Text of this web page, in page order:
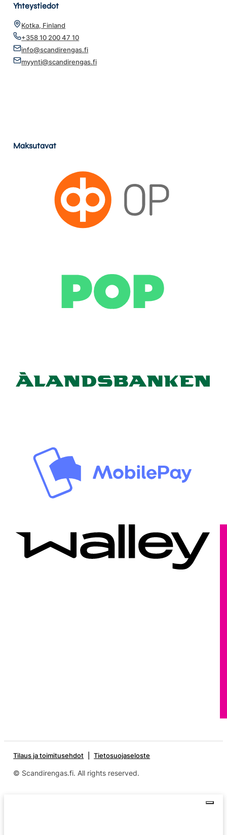
Yhteystiedot
Kotka, Finland
+358 10 200 47 10
info@scandirengas.fi
myynti@scandirengas.fi
Maksutavat
Tilaus ja toimitusehdot Tietosuojaseloste
© Scandirengas.fi. All rights reserved.